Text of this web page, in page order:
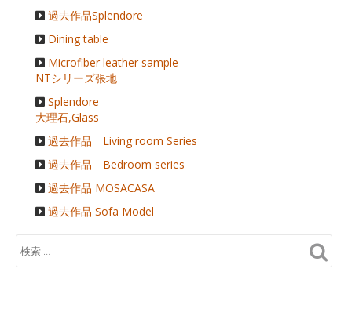
過去作品Splendore
Dining table
Microfiber leather sample
NTシリーズ張地
Splendore
大理石,Glass
過去作品 Living room Series
過去作品 Bedroom series
過去作品 MOSACASA
過去作品 Sofa Model